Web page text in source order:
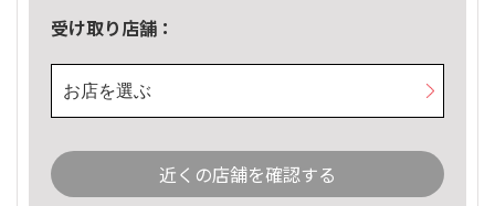
受け取り店舗：
お店を選ぶ
近くの店舗を確認する